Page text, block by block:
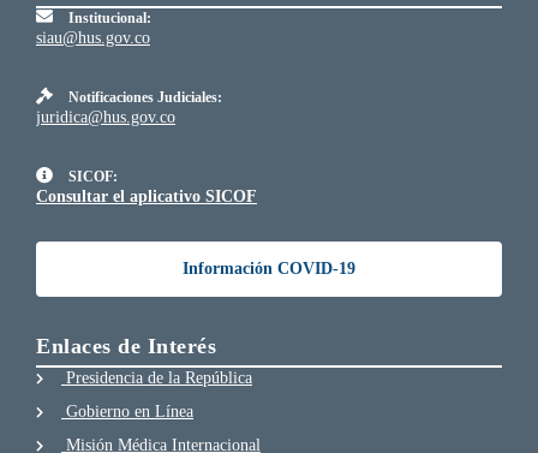
Institucional:
siau@hus.gov.co
Notificaciones Judiciales:
juridica@hus.gov.co
SICOF:
Consultar el aplicativo SICOF
Información COVID-19
Enlaces de Interés
Presidencia de la República
Gobierno en Línea
Misión Médica Internacional